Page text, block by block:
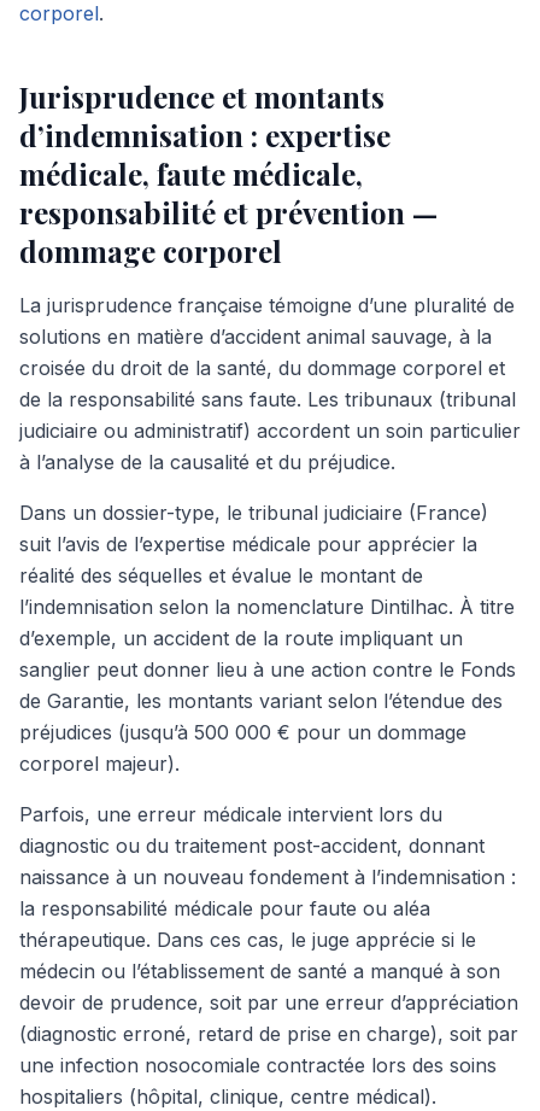
corporel.
Jurisprudence et montants
d’indemnisation : expertise
médicale, faute médicale,
responsabilité et prévention —
dommage corporel
La jurisprudence française témoigne d’une pluralité de
solutions en matière d’accident animal sauvage, à la
croisée du droit de la santé, du dommage corporel et
de la responsabilité sans faute. Les tribunaux (tribunal
judiciaire ou administratif) accordent un soin particulier
à l’analyse de la causalité et du préjudice.
Dans un dossier-type, le tribunal judiciaire (France)
suit l’avis de l’expertise médicale pour apprécier la
réalité des séquelles et évalue le montant de
l’indemnisation selon la nomenclature Dintilhac. À titre
d’exemple, un accident de la route impliquant un
sanglier peut donner lieu à une action contre le Fonds
de Garantie, les montants variant selon l’étendue des
préjudices (jusqu’à 500 000 € pour un dommage
corporel majeur).
Parfois, une erreur médicale intervient lors du
diagnostic ou du traitement post-accident, donnant
naissance à un nouveau fondement à l’indemnisation :
la responsabilité médicale pour faute ou aléa
thérapeutique. Dans ces cas, le juge apprécie si le
médecin ou l’établissement de santé a manqué à son
devoir de prudence, soit par une erreur d’appréciation
(diagnostic erroné, retard de prise en charge), soit par
une infection nosocomiale contractée lors des soins
hospitaliers (hôpital, clinique, centre médical).